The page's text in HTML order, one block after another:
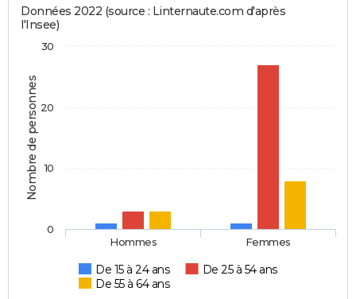
Nombre de personnes
Données 2022 (source : Linternaute.com d'après
l'Insee)
De 15 à 24 ans
De 25 à 54 ans
De 55 à 64 ans
Hommes Femmes
0
10
20
30